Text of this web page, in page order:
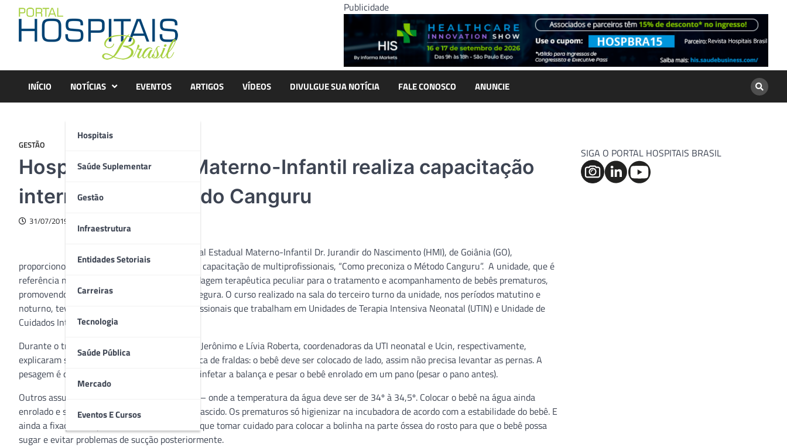
content
Publicidade
INÍCIO NOTÍCIAS
Hospitais
Saúde Suplementar
Gestão
Infraestrutura
Entidades Setoriais
Carreiras
Tecnologia
Saúde Pública
Mercado
Eventos E Cursos
EVENTOS ARTIGOS VÍDEOS DIVULGUE SUA NOTÍCIA FALE CONOSCO ANUNCIE
GESTÃO
Hospital Estadual Materno-Infantil realiza capacitação
interna sobre Método Canguru
31/07/2019
O Hospital Estadual Materno-Infantil Dr. Jurandir do Nascimento (HMI), de Goiânia (GO),
proporcionou entre os dias 15 e 19 de julho, a capacitação de multiprofissionais, “Como preconiza o Método Canguru”. A unidade, que é
referência no Método Canguru, utiliza a abordagem terapêutica peculiar para o tratamento e acompanhamento de bebês prematuros,
promovendo uma abordagem humanizada e segura. O curso realizado na sala do terceiro turno da unidade, nos períodos matutino e
noturno, teve como objetivo atualizar os profissionais que trabalham em Unidades de Terapia Intensiva Neonatal (UTIN) e Unidade de
Cuidados Intermediários Neonatal (Ucin).
Durante o treinamento, as enfermeiras Lílian Jerônimo e Lívia Roberta, coordenadoras da UTI neonatal e Ucin, respectivamente,
explicaram sobre a melhor maneira para a troca de fraldas: o bebê deve ser colocado de lado, assim não precisa levantar as pernas. A
pesagem é outro processo delicado, desde desinfetar a balança e pesar o bebê enrolado em um pano (pesar o pano antes).
Outros assuntos relembrados, foram o banho – onde a temperatura da água deve ser de 34º à 34,5º. Colocar o bebê na água ainda
enrolado e só depois ir descobrindo o recém-nascido. Os prematuros só higienizar na incubadora de acordo com a estabilidade do bebê. E
ainda a fixação adequada da sonda, onde tem que tomar cuidado para colocar a bolinha na parte óssea do rosto para que o bebê possa
sugar e evitar problemas de sucção posteriormente.
SIGA O PORTAL HOSPITAIS BRASIL